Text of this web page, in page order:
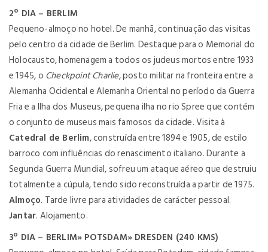
2º DIA – BERLIM
Pequeno-almoço no hotel. De manhã, continuação das visitas
pelo centro da cidade de Berlim. Destaque para o Memorial do
Holocausto, homenagem a todos os judeus mortos entre 1933
e 1945, o Checkpoint Charlie, posto militar na fronteira entre a
Alemanha Ocidental e Alemanha Oriental no período da Guerra
Fria e a Ilha dos Museus, pequena ilha no rio Spree que contém
o conjunto de museus mais famosos da cidade. Visita à
Catedral de Berlim, construída entre 1894 e 1905, de estilo
barroco com influências do renascimento italiano. Durante a
Segunda Guerra Mundial, sofreu um ataque aéreo que destruiu
totalmente a cúpula, tendo sido reconstruída a partir de 1975.
Almoço. Tarde livre para atividades de carácter pessoal.
Jantar. Alojamento.
3º DIA – BERLIM» POTSDAM» DRESDEN (240 KMS)